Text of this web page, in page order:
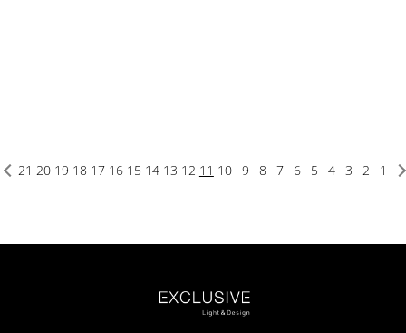
1
2
3
4
5
6
7
8
9
10
11
12
13
14
15
16
17
18
19
20
21